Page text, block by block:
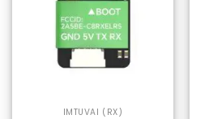
IMTUVAI (RX)